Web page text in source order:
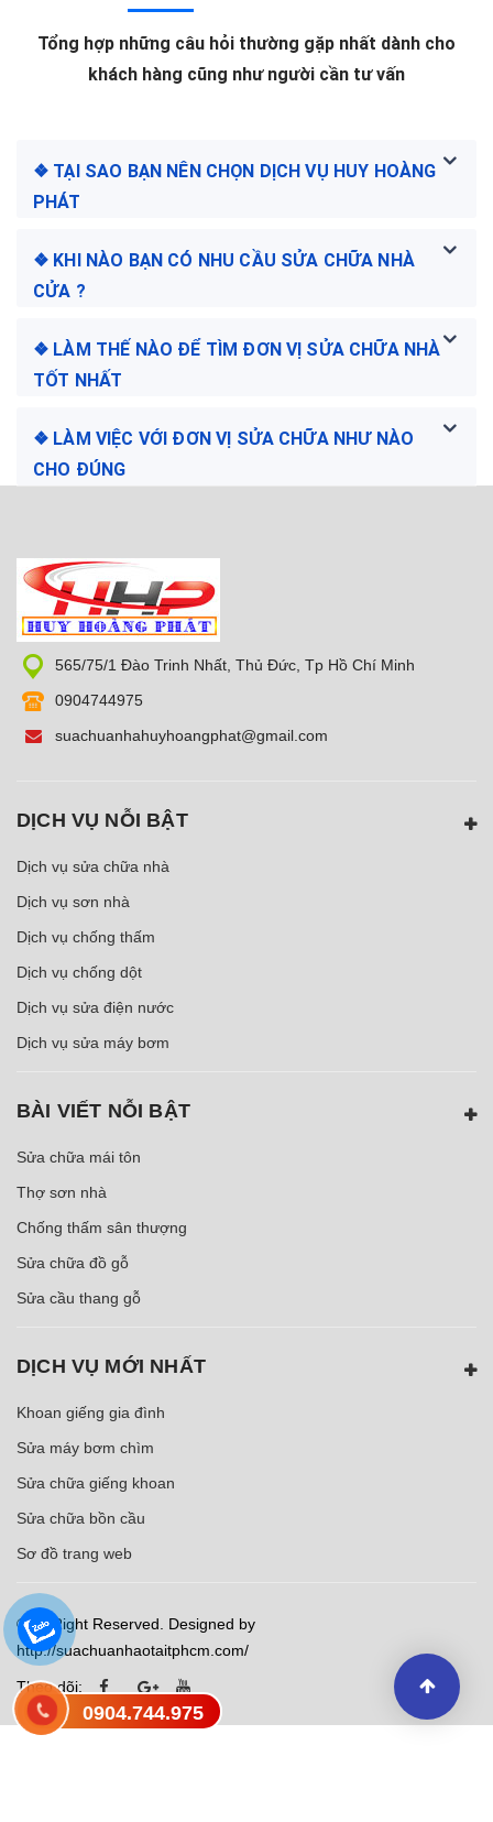
Tổng hợp những câu hỏi thường gặp nhất dành cho
khách hàng cũng như người cần tư vấn
❖ TẠI SAO BẠN NÊN CHỌN DỊCH VỤ HUY HOÀNG
PHÁT
❖ KHI NÀO BẠN CÓ NHU CẦU SỬA CHỮA NHÀ
CỬA ?
❖ LÀM THẾ NÀO ĐỂ TÌM ĐƠN VỊ SỬA CHỮA NHÀ
TỐT NHẤT
❖ LÀM VIỆC VỚI ĐƠN VỊ SỬA CHỮA NHƯ NÀO
CHO ĐÚNG
565/75/1 Đào Trinh Nhất, Thủ Đức, Tp Hồ Chí Minh
0904744975
suachuanhahuyhoangphat@gmail.com
DỊCH VỤ NỖI BẬT
Dịch vụ sửa chữa nhà
Dịch vụ sơn nhà
Dịch vụ chống thấm
Dịch vụ chống dột
Dịch vụ sửa điện nước
Dịch vụ sửa máy bơm
BÀI VIẾT NỖI BẬT
Sửa chữa mái tôn
Thợ sơn nhà
Chống thấm sân thượng
Sửa chữa đồ gỗ
Sửa cầu thang gỗ
DỊCH VỤ MỚI NHẤT
Khoan giếng gia đình
Sửa máy bơm chìm
Sửa chữa giếng khoan
Sửa chữa bồn cầu
Sơ đồ trang web
© All Right Reserved. Designed by
http://suachuanhaotaitphcm.com/
Theo dõi:
0904.744.975